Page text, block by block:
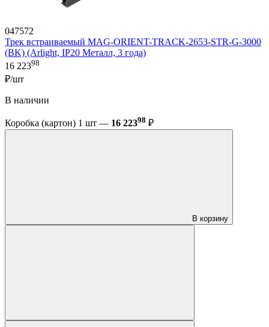
047572
Трек встраиваемый MAG-ORIENT-TRACK-2653-STR-G-3000
(BK) (Arlight, IP20 Металл, 3 года)
16 22398
₽/шт
В наличии
Коробка (картон) 1 шт — 16 22398 ₽
В корзину